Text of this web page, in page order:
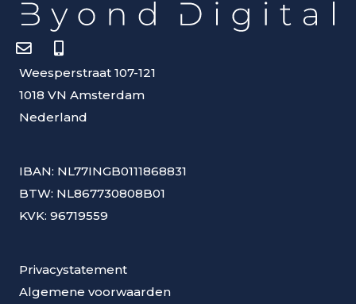
Weesperstraat 107-121
1018 VN Amsterdam
Nederland
IBAN: NL77INGB0111868831
BTW: NL867730808B01
KVK: 96719559
Privacystatement
Algemene voorwaarden